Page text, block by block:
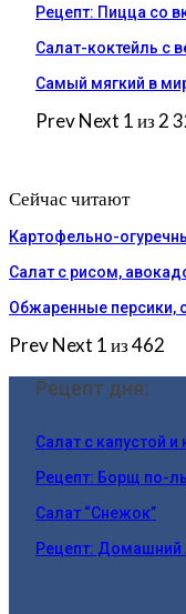
Рецепт: Пицца со
Салат-коктейль с
Самый мягкий в
PrevNext 1 из 2
Сейчас читают
Картофельно-
Салат с рисом,
Обжаренные персики,
PrevNext 1 из 462
Рецепт дня:
Салат с капустой и
Рецепт: Борщ по-
Салат “Снежок”
Рецепт: